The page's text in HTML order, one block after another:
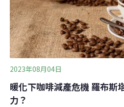
2023年08月04日
暖化下咖啡減產危機 羅布斯
力？